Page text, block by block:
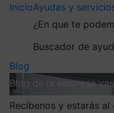
InicioAyudas y
¿En que te
Buscador de
Blog
Blog de la empresa
Recíbenos y estarás